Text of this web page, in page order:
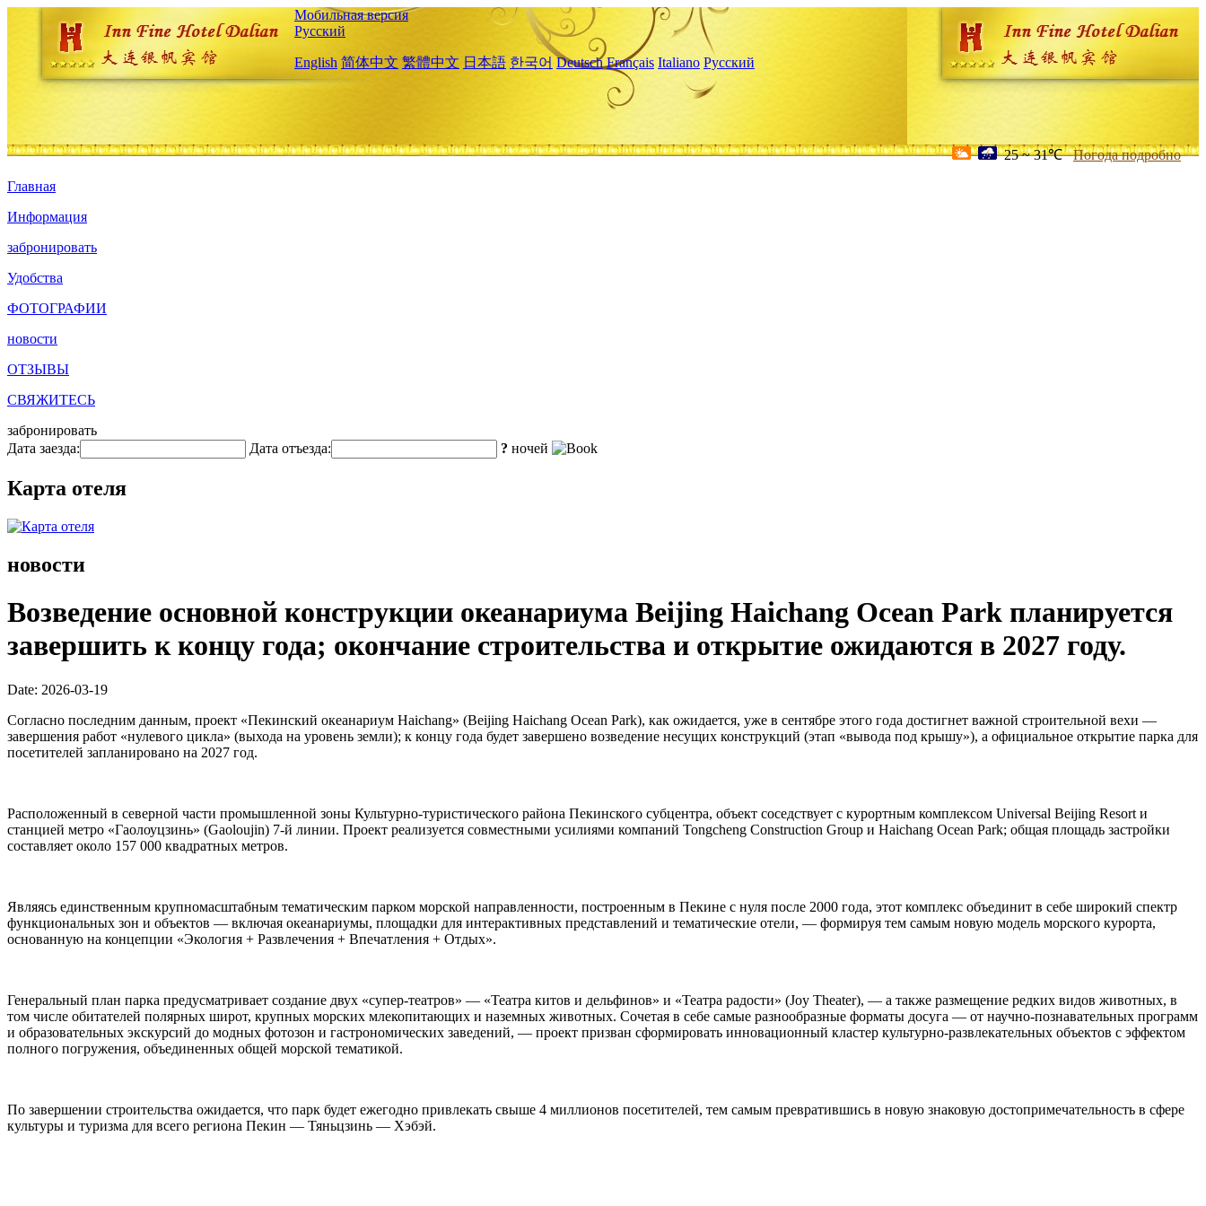
Мобильная версия
Русский
English 简体中文 繁體中文 日本語 한국어 Deutsch Français Italiano Русский
25 ~ 31℃ Погода подробно
Главная
Информация
забронировать
Удобства
ФОТОГРАФИИ
новости
ОТЗЫВЫ
СВЯЖИТЕСЬ
забронировать
Дата заезда:
Дата отъезда: ? ночей
Карта отеля
новости
Возведение основной конструкции океанариума Beijing Haichang Ocean Park планируется
завершить к концу года; окончание строительства и открытие ожидаются в 2027 году.
Date: 2026-03-19
Согласно последним данным, проект «Пекинский океанариум Haichang» (Beijing Haichang Ocean Park), как ожидается, уже в сентябре этого года достигнет важной строительной вехи —
завершения работ «нулевого цикла» (выхода на уровень земли); к концу года будет завершено возведение несущих конструкций (этап «вывода под крышу»), а официальное открытие парка для
посетителей запланировано на 2027 год.
Расположенный в северной части промышленной зоны Культурно-туристического района Пекинского субцентра, объект соседствует с курортным комплексом Universal Beijing Resort и
станцией метро «Гаолоуцзинь» (Gaoloujin) 7-й линии. Проект реализуется совместными усилиями компаний Tongcheng Construction Group и Haichang Ocean Park; общая площадь застройки
составляет около 157 000 квадратных метров.
Являясь единственным крупномасштабным тематическим парком морской направленности, построенным в Пекине с нуля после 2000 года, этот комплекс объединит в себе широкий спектр
функциональных зон и объектов — включая океанариумы, площадки для интерактивных представлений и тематические отели, — формируя тем самым новую модель морского курорта,
основанную на концепции «Экология + Развлечения + Впечатления + Отдых».
Генеральный план парка предусматривает создание двух «супер-театров» — «Театра китов и дельфинов» и «Театра радости» (Joy Theater), — а также размещение редких видов животных, в
том числе обитателей полярных широт, крупных морских млекопитающих и наземных животных. Сочетая в себе самые разнообразные форматы досуга — от научно-познавательных программ
и образовательных экскурсий до модных фотозон и гастрономических заведений, — проект призван сформировать инновационный кластер культурно-развлекательных объектов с эффектом
полного погружения, объединенных общей морской тематикой.
По завершении строительства ожидается, что парк будет ежегодно привлекать свыше 4 миллионов посетителей, тем самым превратившись в новую знаковую достопримечательность в сфере
культуры и туризма для всего региона Пекин — Тяньцзинь — Хэбэй.